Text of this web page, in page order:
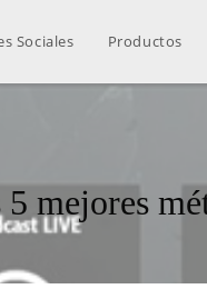
Sociales Productos
mejores